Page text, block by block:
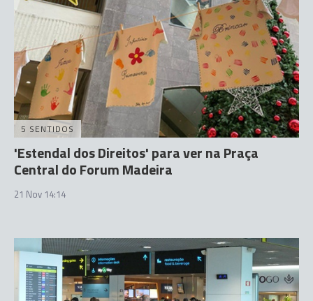
5 SENTIDOS
'Estendal dos Direitos' para ver na Praça
Central do Forum Madeira
21 Nov 14:14